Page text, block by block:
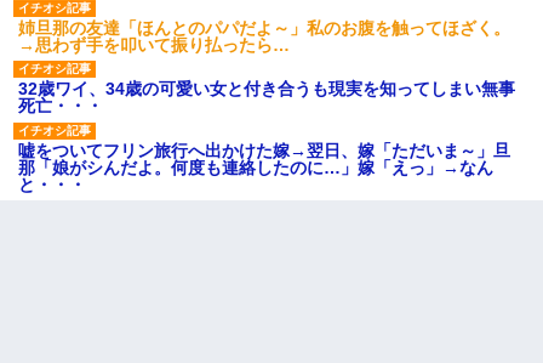
姉旦那の友達「ほんとのパパだよ～」私のお腹を触ってほざく。
→思わず手を叩いて振り払ったら…
32歳ワイ、34歳の可愛い女と付き合うも現実を知ってしまい無事
死亡・・・
嘘をついてフリン旅行へ出かけた嫁→翌日、嫁「ただいま～」旦
那「娘がシんだよ。何度も連絡したのに…」嫁「えっ」→なん
と・・・